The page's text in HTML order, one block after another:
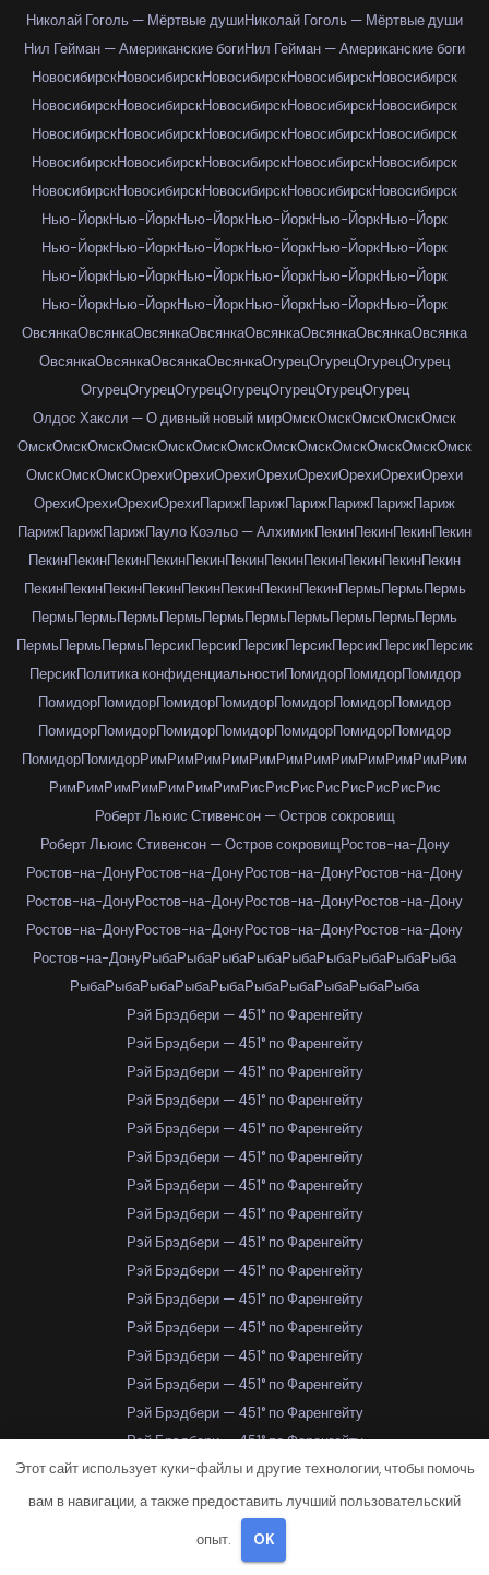
Николай Гоголь — Мёртвые душиНиколай Гоголь — Мёртвые души
Нил Гейман — Американские богиНил Гейман — Американские боги
НовосибирскНовосибирскНовосибирскНовосибирскНовосибирск
НовосибирскНовосибирскНовосибирскНовосибирскНовосибирск
НовосибирскНовосибирскНовосибирскНовосибирскНовосибирск
НовосибирскНовосибирскНовосибирскНовосибирскНовосибирск
НовосибирскНовосибирскНовосибирскНовосибирскНовосибирск
Нью-ЙоркНью-ЙоркНью-ЙоркНью-ЙоркНью-ЙоркНью-Йорк
Нью-ЙоркНью-ЙоркНью-ЙоркНью-ЙоркНью-ЙоркНью-Йорк
Нью-ЙоркНью-ЙоркНью-ЙоркНью-ЙоркНью-ЙоркНью-Йорк
Нью-ЙоркНью-ЙоркНью-ЙоркНью-ЙоркНью-ЙоркНью-Йорк
ОвсянкаОвсянкаОвсянкаОвсянкаОвсянкаОвсянкаОвсянкаОвсянка
ОвсянкаОвсянкаОвсянкаОвсянкаОгурецОгурецОгурецОгурец
ОгурецОгурецОгурецОгурецОгурецОгурецОгурец
Олдос Хаксли — О дивный новый мирОмскОмскОмскОмскОмск
ОмскОмскОмскОмскОмскОмскОмскОмскОмскОмскОмскОмскОмск
ОмскОмскОмскОрехиОрехиОрехиОрехиОрехиОрехиОрехиОрехи
ОрехиОрехиОрехиОрехиПарижПарижПарижПарижПарижПариж
ПарижПарижПарижПауло Коэльо — АлхимикПекинПекинПекинПекин
ПекинПекинПекинПекинПекинПекинПекинПекинПекинПекинПекин
ПекинПекинПекинПекинПекинПекинПекинПекинПермьПермьПермь
ПермьПермьПермьПермьПермьПермьПермьПермьПермьПермь
ПермьПермьПермьПерсикПерсикПерсикПерсикПерсикПерсикПерсик
ПерсикПолитика конфиденциальностиПомидорПомидорПомидор
ПомидорПомидорПомидорПомидорПомидорПомидорПомидор
ПомидорПомидорПомидорПомидорПомидорПомидорПомидор
ПомидорПомидорРимРимРимРимРимРимРимРимРимРимРимРим
РимРимРимРимРимРимРимРисРисРисРисРисРисРисРис
Роберт Льюис Стивенсон — Остров сокровищ
Роберт Льюис Стивенсон — Остров сокровищРостов-на-Дону
Ростов-на-ДонуРостов-на-ДонуРостов-на-ДонуРостов-на-Дону
Ростов-на-ДонуРостов-на-ДонуРостов-на-ДонуРостов-на-Дону
Ростов-на-ДонуРостов-на-ДонуРостов-на-ДонуРостов-на-Дону
Ростов-на-ДонуРыбаРыбаРыбаРыбаРыбаРыбаРыбаРыбаРыба
РыбаРыбаРыбаРыбаРыбаРыбаРыбаРыбаРыбаРыба
Рэй Брэдбери — 451° по Фаренгейту
Рэй Брэдбери — 451° по Фаренгейту
Рэй Брэдбери — 451° по Фаренгейту
Рэй Брэдбери — 451° по Фаренгейту
Рэй Брэдбери — 451° по Фаренгейту
Рэй Брэдбери — 451° по Фаренгейту
Рэй Брэдбери — 451° по Фаренгейту
Рэй Брэдбери — 451° по Фаренгейту
Рэй Брэдбери — 451° по Фаренгейту
Рэй Брэдбери — 451° по Фаренгейту
Рэй Брэдбери — 451° по Фаренгейту
Рэй Брэдбери — 451° по Фаренгейту
Рэй Брэдбери — 451° по Фаренгейту
Рэй Брэдбери — 451° по Фаренгейту
Рэй Брэдбери — 451° по Фаренгейту
Рэй Брэдбери — 451° по Фаренгейту
Рэй Брэдбери — 451° по Фаренгейту
Рэй Брэдбери — 451° по Фаренгейту
Рэй Брэдбери — 451° по Фаренгейту
Рэй Брэдбери — 451° по Фаренгейту
Этот сайт использует куки-файлы и другие технологии, чтобы помочь
вам в навигации, а также предоставить лучший пользовательский
опыт. OK